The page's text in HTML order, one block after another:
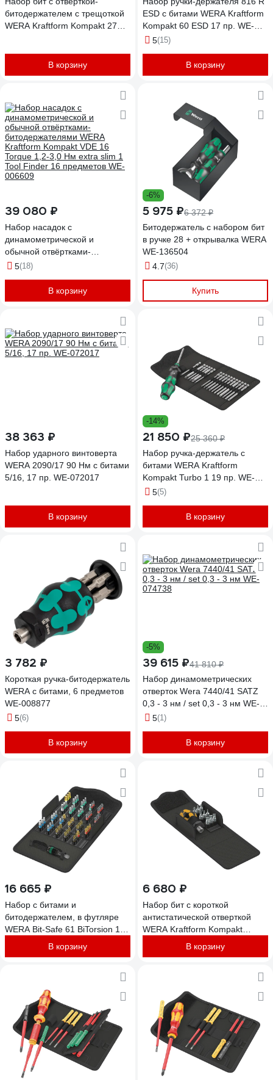
битодержателем c трещоткой
WERA Kraftform Kompakt 27
В корзину
ESD с битами WERA Kraftform
Kompakt 60 ESD 17 пр. WE-
051043
5(15)
В корзину
39 080 ₽
Набор насадок с
динамометрической и
обычной отвёртками-
битодержателями WERA
Torque 1,2-3,0 Нм extra slim 1
Tool Finder 16 предметов WE-
5(18)
В корзину
-6%
5 975 ₽6 372 ₽
Битодержатель с набором бит
в ручке 28 + открывалка WERA
WE-136504
4.7(36)
Купить
38 363 ₽
Набор ударного винтоверта
WERA 2090/17 90 Нм с битами
5/16, 17 пр. WE-072017
В корзину
-14%
21 850 ₽25 360 ₽
Набор ручка-держатель с
битами WERA Kraftform
Kompakt Turbo 1 19 пр. WE-
057482
5(5)
В корзину
3 782 ₽
Короткая ручка-битодержатель
WERA с битами, 6 предметов
WE-008877
5(6)
В корзину
-5%
39 615 ₽41 810 ₽
Набор динамометрических
отверток Wera 7440/41 SATZ
0,3 - 3 нм / set 0,3 - 3 нм WE-
074738
5(1)
В корзину
16 665 ₽
Набор с битами и
битодержателем, в футляре
WERA Bit-Safe 61 BiTorsion 1
61 предмет WE-057441
В корзину
6 680 ₽
Набор бит с короткой
антистатической отверткой
WERA Kraftform Kompakt
Stubby ESD 1, 10 пр. WE-
В корзину